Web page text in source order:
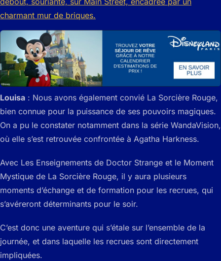
Louisa : Nous avons également convié La Sorcière Rouge,
bien connue pour la puissance de ses pouvoirs magiques.
On a pu le constater notamment dans la série WandaVision,
où elle s’est retrouvée confrontée à Agatha Harkness.
Avec Les Enseignements de Doctor Strange et le Moment
Mystique de La Sorcière Rouge, il y aura plusieurs
moments d’échange et de formation pour les recrues, qui
s’avéreront déterminants pour le soir.
C’est donc une aventure qui s’étale sur l’ensemble de la
journée, et dans laquelle les recrues sont directement
impliquées.